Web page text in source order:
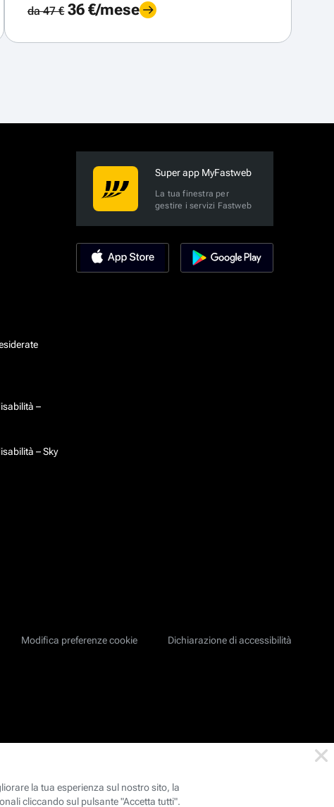
da 47 €36 €/mese
–
– Sky
Super app MyFastweb
La tua finestra per
gestire i servizi Fastweb
Modifica preferenze cookie Dichiarazione di accessibilità